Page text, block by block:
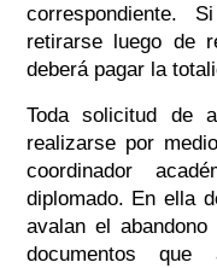
correspondiente.
retirarse luego de
deberá pagar la
Toda solicitud de
realizarse por
coordinador
diplomado. En ella
avalan el
documentos